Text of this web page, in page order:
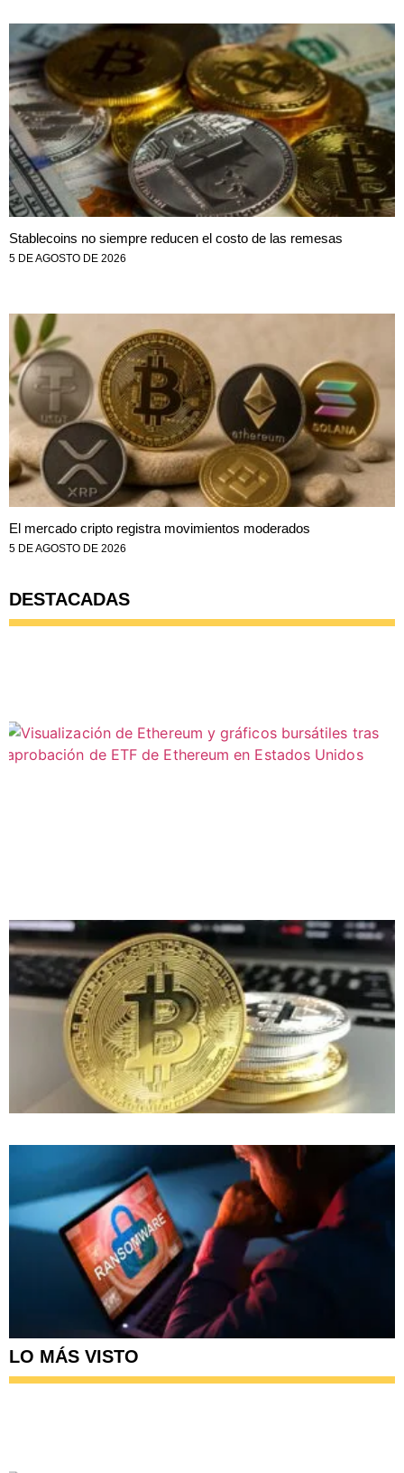
Stablecoins no siempre reducen el costo de las remesas
5 DE AGOSTO DE 2026
El mercado cripto registra movimientos moderados
5 DE AGOSTO DE 2026
DESTACADAS
LO MÁS VISTO